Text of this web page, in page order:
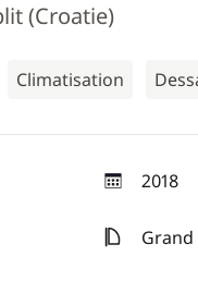
(Croatie)
Climatisation
2018
année